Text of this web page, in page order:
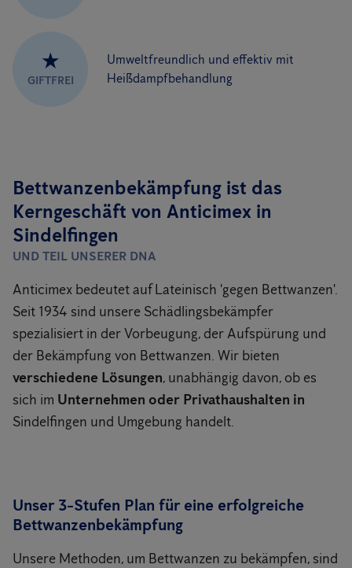
★
GIFTFREI
Umweltfreundlich und effektiv mit
Heißdampfbehandlung
Bettwanzenbekämpfung ist das
Kerngeschäft von Anticimex in
Sindelfingen
UND TEIL UNSERER DNA
Anticimex bedeutet auf Lateinisch 'gegen Bettwanzen'.
Seit 1934 sind unsere Schädlingsbekämpfer
spezialisiert in der Vorbeugung, der Aufspürung und
der Bekämpfung von Bettwanzen. Wir bieten
verschiedene Lösungen, unabhängig davon, ob es
sich im Unternehmen oder Privathaushalten in
Sindelfingen und Umgebung handelt.
Unser 3-Stufen Plan für eine erfolgreiche
Bettwanzenbekämpfung
Unsere Methoden, um Bettwanzen zu bekämpfen, sind